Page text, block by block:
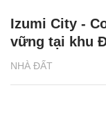
NHÀ ĐẤT
Izumi City -
vững tại khu